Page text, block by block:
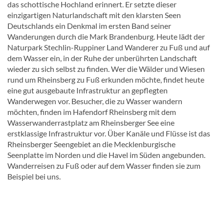
das schottische Hochland erinnert. Er setzte dieser
einzigartigen Naturlandschaft mit den klarsten Seen
Deutschlands ein Denkmal im ersten Band seiner
Wanderungen durch die Mark Brandenburg. Heute lädt der
Naturpark Stechlin-Ruppiner Land Wanderer zu Fuß und auf
dem Wasser ein, in der Ruhe der unberührten Landschaft
wieder zu sich selbst zu finden. Wer die Wälder und Wiesen
rund um Rheinsberg zu Fuß erkunden möchte, findet heute
eine gut ausgebaute Infrastruktur an gepflegten
Wanderwegen vor. Besucher, die zu Wasser wandern
möchten, finden im Hafendorf Rheinsberg mit dem
Wasserwanderrastplatz am Rheinsberger See eine
erstklassige Infrastruktur vor. Über Kanäle und Flüsse ist das
Rheinsberger Seengebiet an die Mecklenburgische
Seenplatte im Norden und die Havel im Süden angebunden.
Wanderreisen zu Fuß oder auf dem Wasser finden sie zum
Beispiel bei uns.